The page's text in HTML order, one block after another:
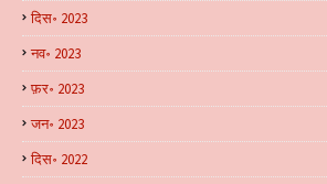
दिस॰ 2023
नव॰ 2023
फ़र॰ 2023
जन॰ 2023
दिस॰ 2022